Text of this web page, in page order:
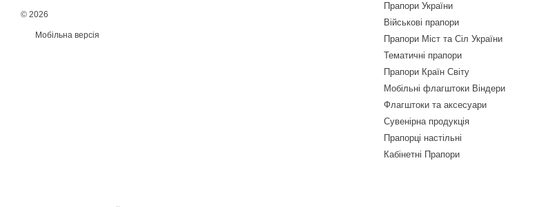
© 2026
Мобільна версія
Прапори України
Військові прапори
Прапори Міст та Сіл України
Тематичні прапори
Прапори Країн Світу
Мобільні флагштоки Віндери
Флагштоки та аксесуари
Сувенірна продукція
Прапорці настільні
Кабінетні Прапори